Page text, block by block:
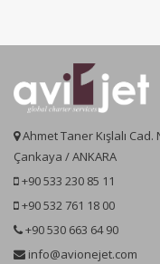
Ahmet Taner Kışlalı
Çankaya / ANKARA
+90 533 230 85 11
+90 532 761 18 00
+90 530 663 64 90
info@avionejet.com